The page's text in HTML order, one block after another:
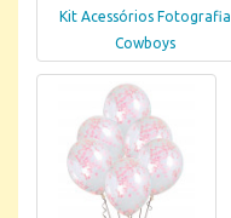
Kit Acessórios Fotografia
Cowboys